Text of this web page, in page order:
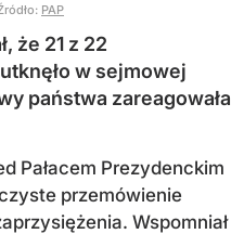
PAP
że 21 z 22
w sejmowej
państwa zareagowała
Pałacem Prezydenckim
przemówienie
Wspomniał